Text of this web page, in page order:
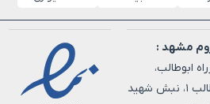
مشهد :
ابوطالب،
ابوطالب ۱، نبش شهید